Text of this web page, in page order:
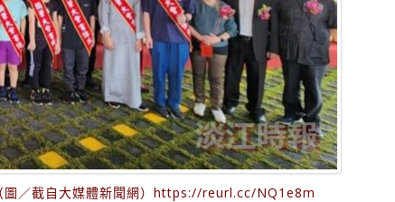
圖／截自大媒體新聞網）https://reurl.cc/NQ1e8m